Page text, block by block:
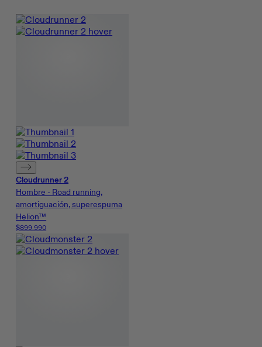
Cloudrunner 2
Hombre - Road running,
amortiguación, superespuma
Helion™
$899.990